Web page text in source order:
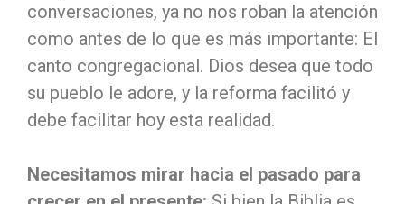
conversaciones, ya no nos roban la atención
como antes de lo que es más importante: El
canto congregacional. Dios desea que todo
su pueblo le adore, y la reforma facilitó y
debe facilitar hoy esta realidad.
Necesitamos mirar hacia el pasado para